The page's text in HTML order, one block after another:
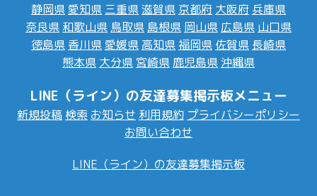
静岡県愛知県 三重県滋賀県 京都府 大阪府 兵庫県
奈良県 和歌山県 鳥取県 島根県 岡山県 広島県 山口県
徳島県 香川県愛媛県 高知県福岡県 佐賀県 長崎県
熊本県 大分県 宮崎県 鹿児島県 沖縄県
LINE（ライン）の友達募集掲示板メニュー
新規投稿 検索 お知らせ 利用規約 プライバシーポリシー
お問い合わせ
LINE（ライン）の友達募集掲示板